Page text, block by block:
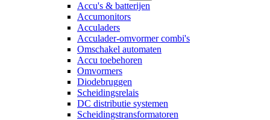
Accu's & batterijen
Accumonitors
Acculaders
Acculader-omvormer combi's
Omschakel automaten
Accu toebehoren
Omvormers
Diodebruggen
Scheidingsrelais
DC distributie systemen
Scheidingstransformatoren